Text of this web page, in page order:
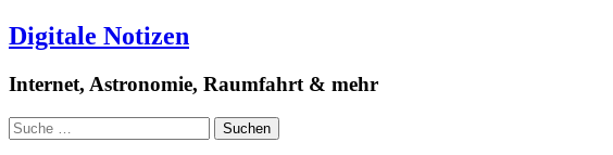
Digitale Notizen
Internet, Astronomie, Raumfahrt & mehr